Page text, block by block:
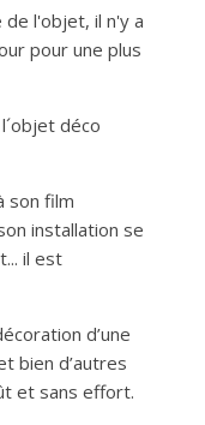
l'objet, il n'y a
pour une plus
déco
son film
installation se
il est
d’une
bien d’autres
et sans effort.